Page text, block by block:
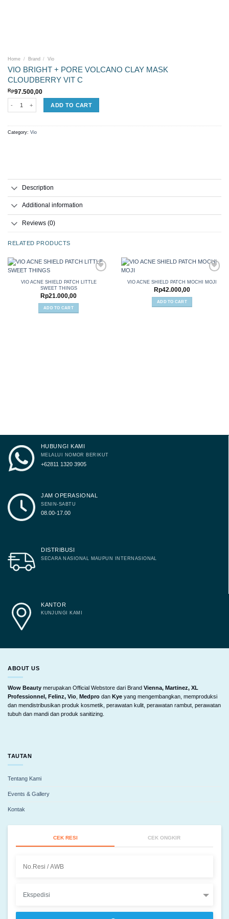
Home / Brand / Vio
VIO BRIGHT + PORE VOLCANO CLAY MASK
CLOUDBERRY VIT C
Rp97.500,00
ADD TO CART
Category: Vio
Description
Additional information
Reviews (0)
RELATED PRODUCTS
VIO ACNE SHIELD PATCH LITTLE
SWEET THINGS
Rp21.000,00
ADD TO CART
VIO ACNE SHIELD PATCH MOCHI MOJI
Rp42.000,00
ADD TO CART
HUBUNGI KAMI
MELALUI NOMOR BERIKUT
+62811 1320 3905
JAM OPERASIONAL
SENIN-SABTU
08.00-17.00
DISTRIBUSI
SECARA NASIONAL MAUPUN INTERNASIONAL
KANTOR
KUNJUNGI KAMI
ABOUT US
Wow Beauty merupakan Official Webstore dari Brand Vienna, Martinez, XL
Professionnel, Felinz, Vio Medpro dan Kye yang mengembangkan, memproduksi
dan mendistribusikan produk kosmetik, perawatan kulit, perawatan rambut, perawatan
tubuh dan mandi dan produk sanitizing.
TAUTAN
Tentang Kami
Events & Gallery
Kontak
CEK RESI CEK ONGKIR